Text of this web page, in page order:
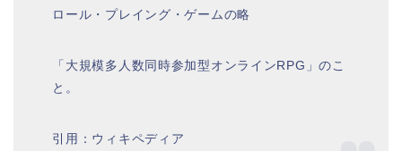
ロール・プレイング・ゲームの略
「大規模多人数同時参加型オンラインRPG」のこ
と。
引用：ウィキペディア